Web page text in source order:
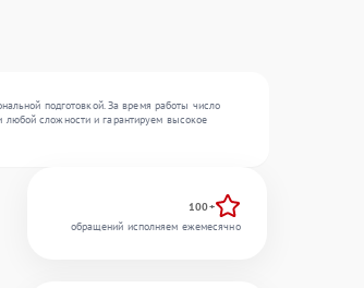
подготовкой. За время работы число
любой сложности и гарантируем высокое
100+
обращений исполняем ежемесячно